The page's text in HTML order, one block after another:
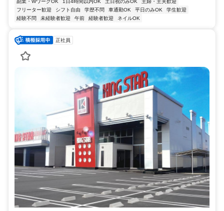
フリーター歓迎
シフト自由 学歴不問 車通勤OK 平日のみOK
学生歓迎
経験不問
未経験者歓迎 午前 経験者歓迎 ネイルOK
正社員